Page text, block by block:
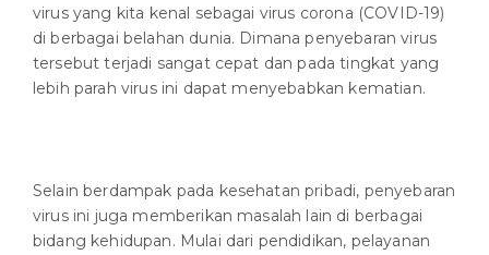
virus yang kita kenal sebagai virus corona (COVID-19)
di berbagai belahan dunia. Dimana penyebaran virus
tersebut terjadi sangat cepat dan pada tingkat yang
lebih parah virus ini dapat menyebabkan kematian.
Selain berdampak pada kesehatan pribadi, penyebaran
virus ini juga memberikan masalah lain di berbagai
bidang kehidupan. Mulai dari pendidikan, pelayanan